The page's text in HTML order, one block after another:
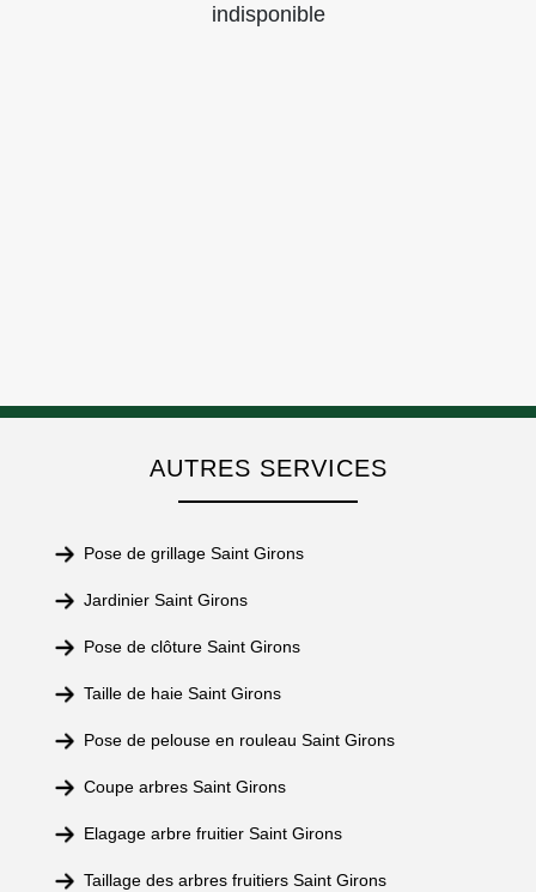
indisponible
AUTRES SERVICES
Pose de grillage Saint Girons
Jardinier Saint Girons
Pose de clôture Saint Girons
Taille de haie Saint Girons
Pose de pelouse en rouleau Saint Girons
Coupe arbres Saint Girons
Elagage arbre fruitier Saint Girons
Taillage des arbres fruitiers Saint Girons